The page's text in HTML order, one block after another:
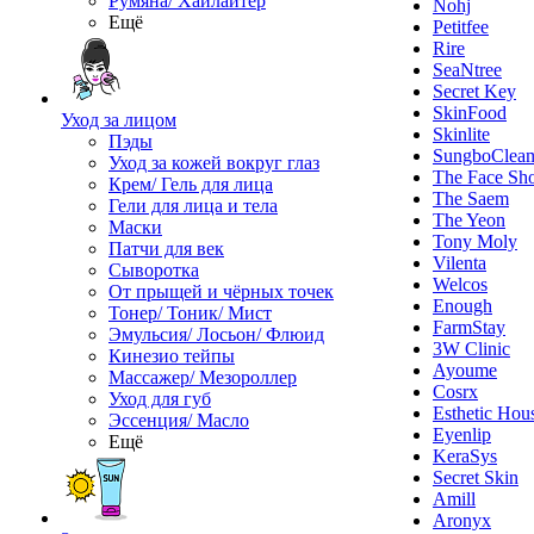
Ещё
Уход за лицом
Пэды
Уход за кожей вокруг глаз
Крем/ Гель для лица
Гели для лица и тела
Маски
Патчи для век
Сыворотка
От прыщей и чёрных точек
Тонер/ Тоник/ Мист
Эмульсия/ Лосьон/ Флюид
Кинезио тейпы
Массажер/ Мезороллер
Уход для губ
Эссенция/ Масло
Ещё
Nohj
Petitfee
Rire
SeaNtree
Secret Key
SkinFood
Skinlite
The Face
The Saem
The Yeon
Tony Moly
Vilenta
Welcos
Enough
FarmStay
3W Clinic
Ayoume
Cosrx
Esthetic
Eyenlip
KeraSys
Secret Skin
Amill
Aronyx